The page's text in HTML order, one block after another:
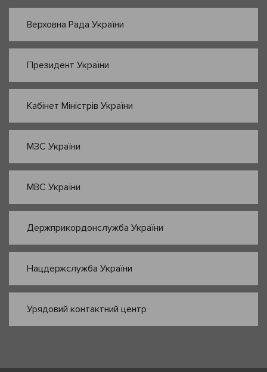
Верховна Рада України
Президент України
Кабінет Міністрів України
МЗС України
МВС України
Держприкордонслужба України
Нацдержслужба України
Урядовий контактний центр